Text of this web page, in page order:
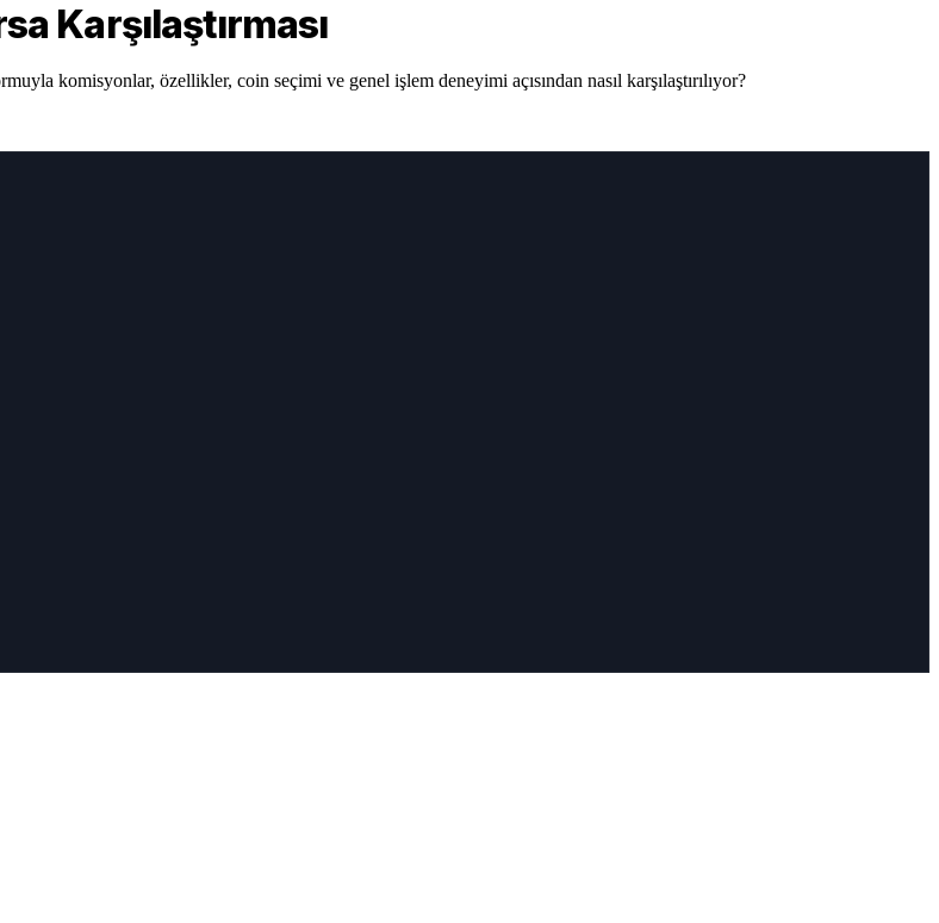
Karşılaştırması
komisyonlar, özellikler, coin seçimi ve genel işlem deneyimi açısından nasıl karşılaştırılıyor?